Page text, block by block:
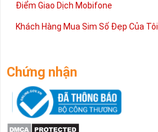
Điểm Giao Dịch Mobifone
Khách Hàng Mua Sim Số Đẹp Của Tôi
Chứng nhận